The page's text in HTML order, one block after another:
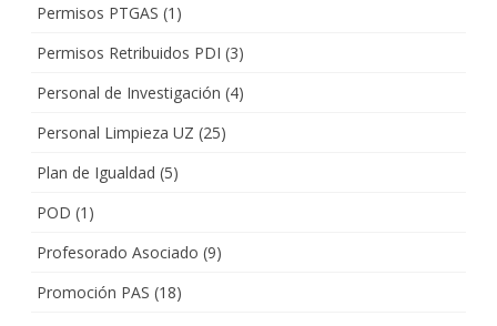
Permisos PTGAS (1)
Permisos Retribuidos PDI (3)
Personal de Investigación (4)
Personal Limpieza UZ (25)
Plan de Igualdad (5)
POD (1)
Profesorado Asociado (9)
Promoción PAS (18)